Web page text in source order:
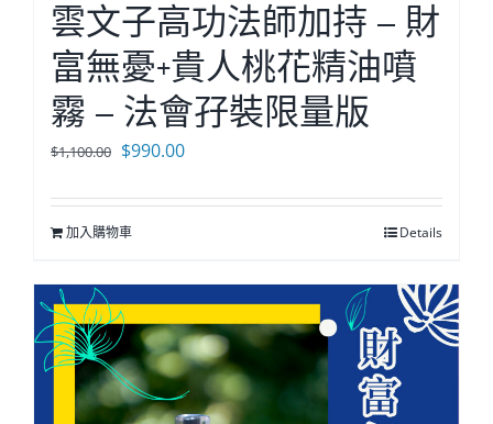
雲文子高功法師加持 – 財
富無憂+貴人桃花精油噴
霧 – 法會孖裝限量版
$1,100.00 原
價
格：
$990.00目
價
加入購物車 Details